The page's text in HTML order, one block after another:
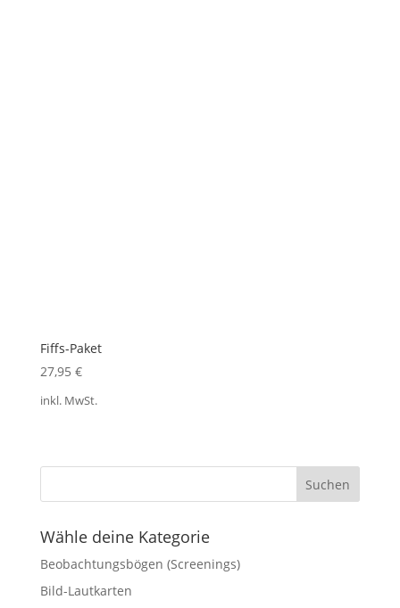
Fiffs-Paket
27,95 €
inkl. MwSt.
Wähle deine Kategorie
Beobachtungsbögen (Screenings)
Bild-Lautkarten